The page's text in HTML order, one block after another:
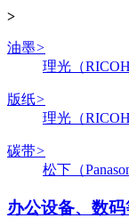
>
油墨>
理光（RICOH
版纸>
理光（RICOH
碳带>
松下（
办公设备、数码